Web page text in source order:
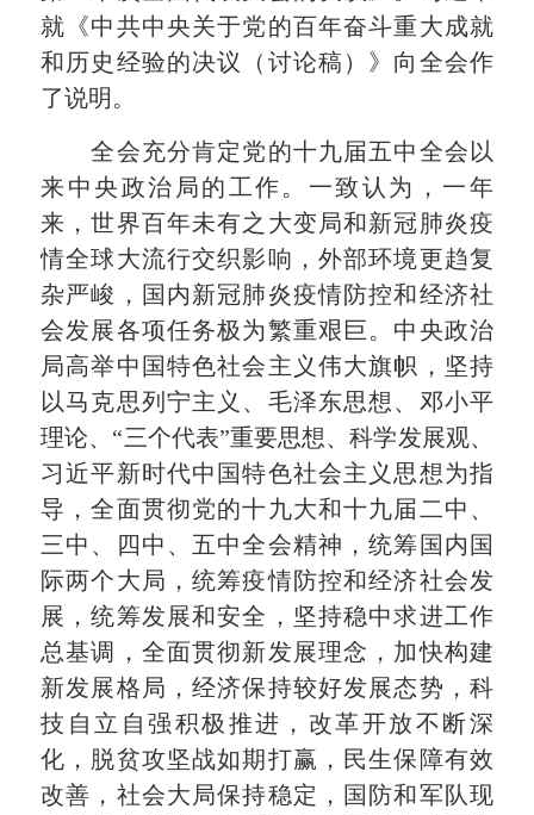
就《中共中央关于党的百年奋斗重大成就
和历史经验的决议（讨论稿）》向全会作
了说明。
全会充分肯定党的十九届五中全会以
来中央政治局的工作。一致认为，一年
来，世界百年未有之大变局和新冠肺炎疫
情全球大流行交织影响，外部环境更趋复
杂严峻，国内新冠肺炎疫情防控和经济社
会发展各项任务极为繁重艰巨。中央政治
局高举中国特色社会主义伟大旗帜，坚持
以马克思列宁主义、毛泽东思想、邓小平
理论、“三个代表”重要思想、科学发展观、
习近平新时代中国特色社会主义思想为指
导，全面贯彻党的十九大和十九届二中、
三中、四中、五中全会精神，统筹国内国
际两个大局，统筹疫情防控和经济社会发
展，统筹发展和安全，坚持稳中求进工作
总基调，全面贯彻新发展理念，加快构建
新发展格局，经济保持较好发展态势，科
技自立自强积极推进，改革开放不断深
化，脱贫攻坚战如期打赢，民生保障有效
改善，社会大局保持稳定，国防和军队现